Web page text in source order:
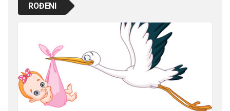
ROĐENI